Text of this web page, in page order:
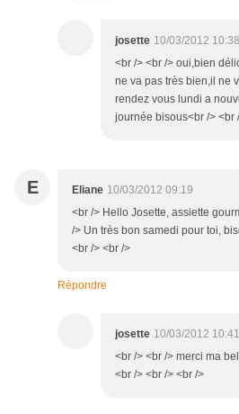
josette 10/03/2012 10:38
<br /> <br /> oui,bien
ne va pas très bien,il ne
rendez vous lundi a
journée bisous<br /> <br
E Eliane 10/03/2012 09:19
<br /> Hello Josette, assiette
/> Un très bon samedi pour toi,
<br /> <br />
Répondre
josette 10/03/2012 10:41
<br /> <br /> merci ma
<br /> <br /> <br />